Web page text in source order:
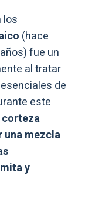
los
(hace
fue un
al tratar
de
este
corteza
una mezcla
y